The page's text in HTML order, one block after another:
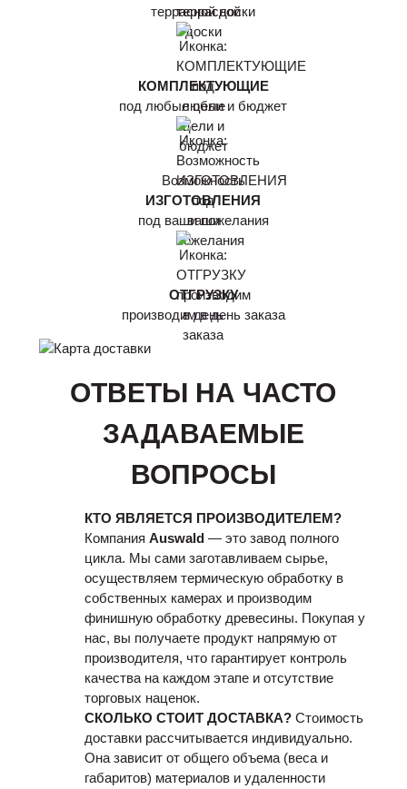
террасной доски
КОМПЛЕКТУЮЩИЕ
под любые цели и бюджет
Возможность
ИЗГОТОВЛЕНИЯ
под ваши пожелания
ОТГРУЗКУ
производим в день заказа
ОТВЕТЫ НА ЧАСТО
ЗАДАВАЕМЫЕ
ВОПРОСЫ
КТО ЯВЛЯЕТСЯ ПРОИЗВОДИТЕЛЕМ?
Компания Auswald— это завод полного
цикла. Мы сами заготавливаем сырье,
осуществляем термическую обработку в
собственных камерах и производим
финишную обработку древесины. Покупая у
нас, вы получаете продукт напрямую от
производителя, что гарантирует контроль
качества на каждом этапе и отсутствие
торговых наценок.
СКОЛЬКО СТОИТ ДОСТАВКА? Стоимость
доставки рассчитывается индивидуально.
Она зависит от общего объема (веса и
габаритов) материалов и удаленности